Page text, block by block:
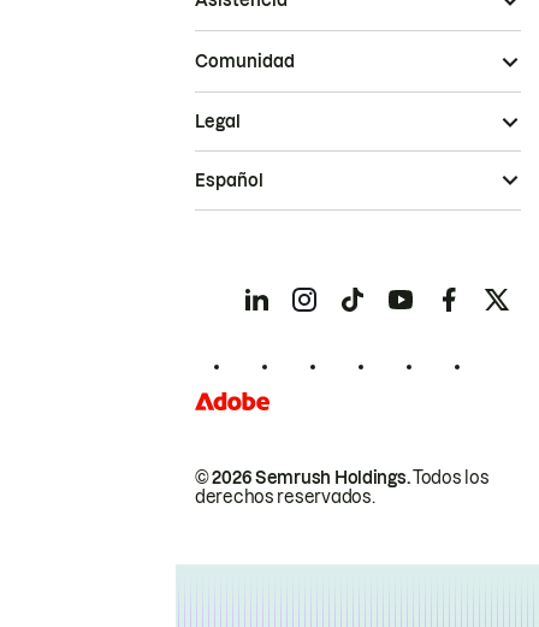
Comunidad
© 2026 Semrush Holdings.Todos los
derechos reservados.
Legal
Español